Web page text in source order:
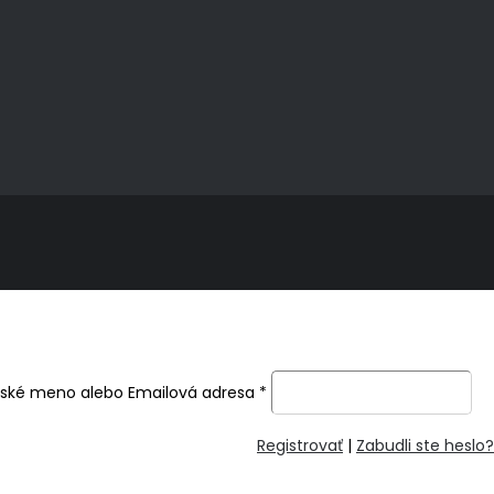
meno alebo Emailová adresa *
Registrovať | Zabudli ste heslo?